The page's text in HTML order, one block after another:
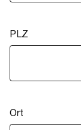
PLZ
Ort